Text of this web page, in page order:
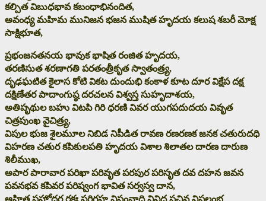
కల్పిత విబుధభావ కబంధాభినందిత,
అవంధ్య మహిమ మునిజన భజన ముషిత హృదయ కలుష శబరీ మోక్ష
సాక్షిభూత,
ప్రభంజనతనయ భావుక భాషిత రంజిత హృదయ,
తరణిసుత శరణాగతి పరతంత్రీకృత స్వాతంత్ర్య,
దృఢఘటిత కైలాస కోటి వికట దుందుభి కంకాళ కూట దూర విక్షేప దక్ష
దక్షిణేతర పాదాంగుష్ఠ దరచలన విశ్వస్త సుహృదాశయ,
అతిపృథుల బహు విటపి గిరి ధరణి వివర యుగపదుదయ వివృత
చిత్రపుంఖ వైచిత్ర్య,
విపుల భుజ శైలమూల నిబిడ నిపీడిత రావణ రణరణక జనక చతురుదధి
విహరణ చతుర కపికులపతి హృదయ విశాల శిలాతల దారణ దారుణ
శిలీముఖ,
అపార పారావార పరిఖా పరివృత పరపుర పరిసృత దవ దహన జవన
పవనభవ కపివర పరిష్వంగ భావిత సర్వస్వ దాన,